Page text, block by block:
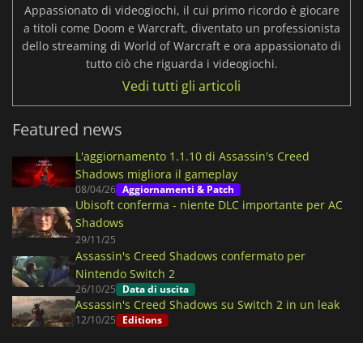
Appassionato di videogiochi, il cui primo ricordo è giocare
a titoli come Doom e Warcraft, diventato un professionista
dello streaming di World of Warcraft e ora appassionato di
tutto ciò che riguarda i videogiochi.
Vedi tutti gli articoli
Featured news
L'aggiornamento 1.1.10 di Assassin's Creed
Shadows migliora il gameplay
08/04/26 Aggiornamenti & Patch
Ubisoft conferma - niente DLC importante per AC
Shadows
29/11/25
Assassin's Creed Shadows confermato per
Nintendo Switch 2
26/10/25 Data di uscita
Assassin's Creed Shadows su Switch 2 in un leak
12/10/25 Editions